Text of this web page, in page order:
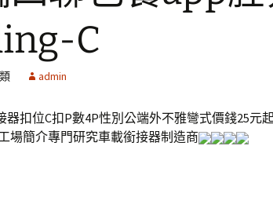
C
admin
器扣位C扣P數4P性別公端外不雅彎式價錢25元
場簡介專門研究車載銜接器制造商